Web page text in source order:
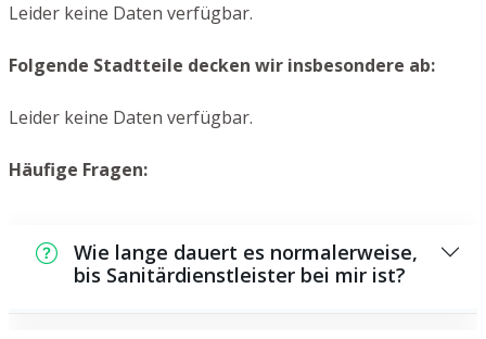
Leider keine Daten verfügbar.
Folgende Stadtteile decken wir insbesondere ab:
Leider keine Daten verfügbar.
Häufige Fragen:
Wie lange dauert es normalerweise,
bis Sanitärdienstleister bei mir ist?